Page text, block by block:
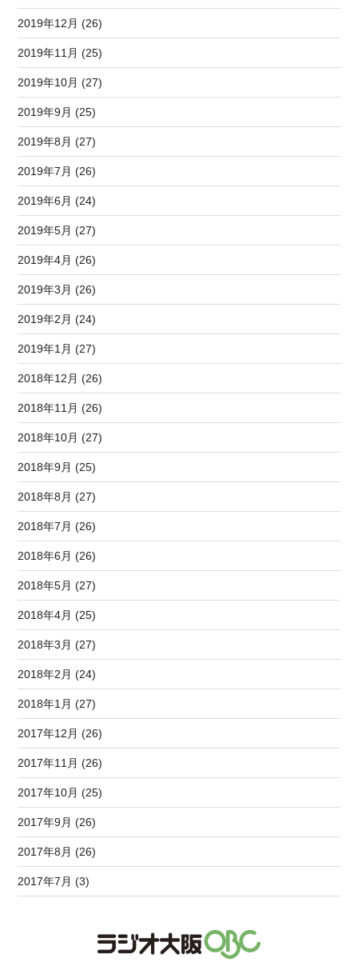
2019年12月 (26)
2019年11月 (25)
2019年10月 (27)
2019年9月 (25)
2019年8月 (27)
2019年7月 (26)
2019年6月 (24)
2019年5月 (27)
2019年4月 (26)
2019年3月 (26)
2019年2月 (24)
2019年1月 (27)
2018年12月 (26)
2018年11月 (26)
2018年10月 (27)
2018年9月 (25)
2018年8月 (27)
2018年7月 (26)
2018年6月 (26)
2018年5月 (27)
2018年4月 (25)
2018年3月 (27)
2018年2月 (24)
2018年1月 (27)
2017年12月 (26)
2017年11月 (26)
2017年10月 (25)
2017年9月 (26)
2017年8月 (26)
2017年7月 (3)